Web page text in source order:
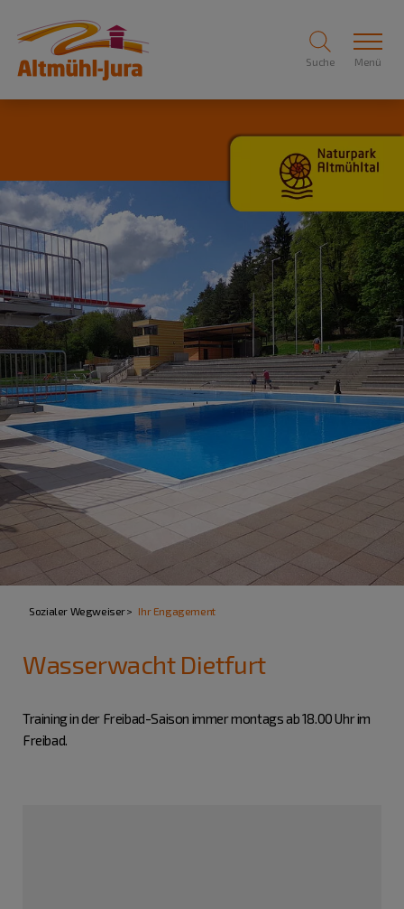
Suche Menü
Sozialer Wegweiser Ihr Engagement
Wasserwacht Dietfurt
Training in der Freibad-Saison immer montags ab 18.00 Uhr im
Freibad.